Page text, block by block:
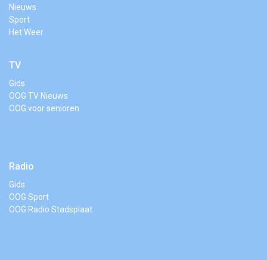
Nieuws
Sport
Het Weer
TV
Gids
OOG TV Nieuws
OOG voor senioren
Radio
Gids
OOG Sport
OOG Radio Stadsplaat